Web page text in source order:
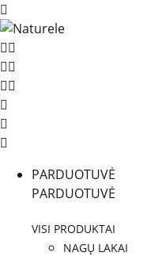
PARDUOTUVĖ
PARDUOTUVĖ
VISI PRODUKTAI
NAGŲ LAKAI